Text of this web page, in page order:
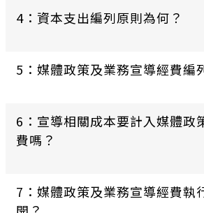
4：資本支出編列原則為何？
5：媒體政策及業務宣導經費編
6：宣導相關成本要計入媒體政
費嗎？
7：媒體政策及業務宣導經費執